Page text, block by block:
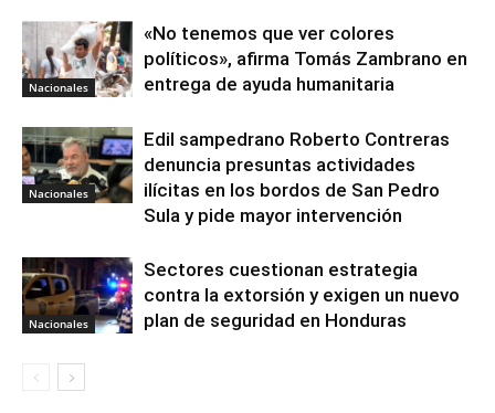
Nacionales
«No tenemos que ver colores
políticos», afirma Tomás Zambrano en
entrega de ayuda humanitaria
Nacionales
Edil sampedrano Roberto Contreras
denuncia presuntas actividades
ilícitas en los bordos de San Pedro
Sula y pide mayor intervención
Nacionales
Sectores cuestionan estrategia
contra la extorsión y exigen un nuevo
plan de seguridad en Honduras